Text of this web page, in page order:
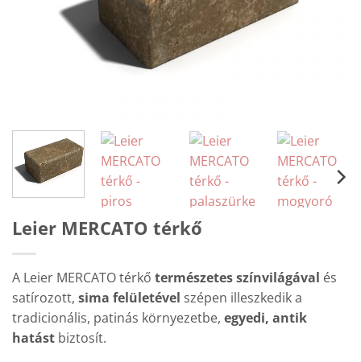
Leier MERCATO térkő
A Leier MERCATO térkő természetes színvilágával és
satírozott, sima felületével szépen illeszkedik a
tradicionális, patinás környezetbe, egyedi, antik
hatást biztosít.